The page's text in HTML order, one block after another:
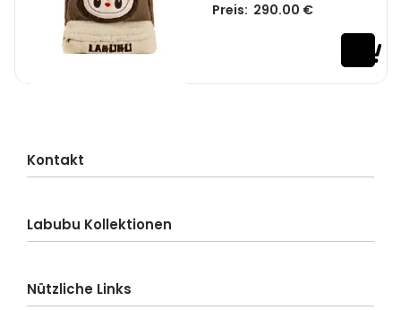
Preis: 290.00 €
Kontakt
Zahlung
Labubu Kollektionen
Nützliche Links